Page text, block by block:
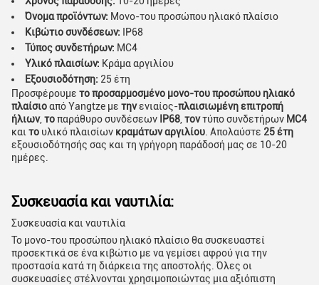
Όνομα προϊόντων: Μονο-του προσώπου ηλιακό πλαίσιο
Κιβώτιο συνδέσεων: IP68
Τύπος συνδετήρων: MC4
Υλικό πλαισίων: Κράμα αργιλίου
Εξουσιοδότηση: 25 έτη
Προσφέρουμε το προσαρμοσμένο μονο-του προσώπου ηλιακό
πλαίσιοαπό Yangtze με τηνενιαίος-πλαισιωμένη επιτροπή
ήλιων, τοπαράθυρο συνδέσεων IP68 τοντύπο συνδετήρων MC4
και το υλικό πλαισίων κραμάτων αργιλίου . Απολαύστε 25 έτη
εξουσιοδότησής σας και τη γρήγορη παράδοσή μας σε 10-20
ημέρες.
Συσκευασία και ναυτιλία:
Συσκευασία και ναυτιλία
Το μονο-του προσώπου ηλιακό πλαίσιο θα συσκευαστεί
προσεκτικά σε ένα κιβώτιο με να γεμίσει αφρού για την
προστασία κατά τη διάρκεια της αποστολής. Όλες οι
συσκευασίες στέλνονται χρησιμοποιώντας μια αξιόπιστη